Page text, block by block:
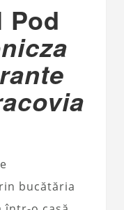
Pod
bucătăria